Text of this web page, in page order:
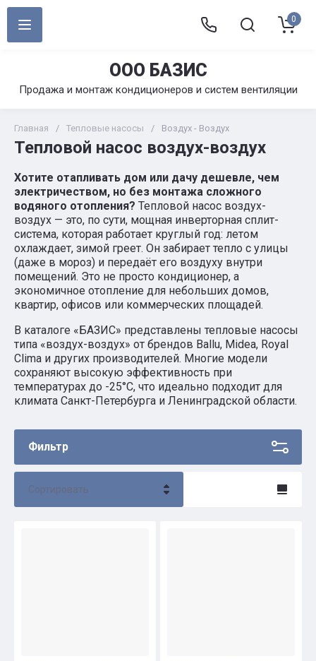
ООО БАЗИС
Продажа и монтаж кондиционеров и систем вентиляции
0
Главная / Тепловые насосы / Воздух - Воздух
Тепловой насос воздух-воздух
Хотите отапливать дом или дачу дешевле, чем
электричеством, но без монтажа сложного
водяного отопления? Тепловой насос воздух-
воздух — это, по сути, мощная инверторная сплит-
система, которая работает круглый год: летом
охлаждает, зимой греет. Он забирает тепло с улицы
(даже в мороз) и передаёт его воздуху внутри
помещений. Это не просто кондиционер, а
экономичное отопление для небольших домов,
квартир, офисов или коммерческих площадей.
В каталоге «БАЗИС» представлены тепловые насосы
типа «воздух-воздух» от брендов Ballu, Midea, Royal
Clima и других производителей. Многие модели
сохраняют высокую эффективность при
температурах до -25°С, что идеально подходит для
климата Санкт-Петербурга и Ленинградской области.
Фильтр
Сортировать